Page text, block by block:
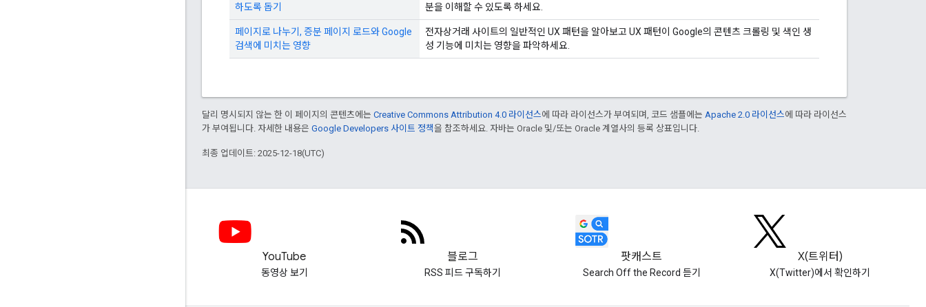
하도록 돕기
분을 이해할 수 있도록 하세요.
페이지로 나누기, 증분 페이지 로드와 Google
검색에 미치는 영향
전자상거래 사이트의 일반적인 UX 패턴을 알아보고 UX 패턴이 Google의 콘텐츠 크롤링 및 색인 생
성 기능에 미치는 영향을 파악하세요.
달리 명시되지 않는 한 이 페이지의 콘텐츠에는 Creative Commons Attribution 4.0 라이선스에 따라 라이선스가 부여되며, 코드 샘플에는 Apache 2.0 라이선스에 따라 라이선스
가 부여됩니다. 자세한 내용은 Google Developers 사이트 정책을 참조하세요. 자바는 Oracle 및/또는 Oracle 계열사의 등록 상표입니다.
최종 업데이트: 2025-12-18(UTC)
YouTube
동영상 보기
블로그
RSS 피드 구독하기
팟캐스트
Search Off the Record 듣기
X(트위터)
X(Twitter)에서 확인하기